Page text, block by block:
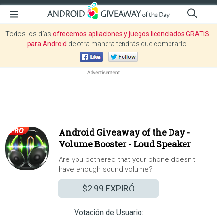
Todos los días ofrecemos apliaciones y juegos licenciados GRATIS
para Android de otra manera tendrás que comprarlo.
Android Giveaway of the Day -
Volume Booster - Loud Speaker
Are you bothered that your phone doesn't
have enough sound volume?
$2.99 EXPIRÓ
Votación de Usuario: